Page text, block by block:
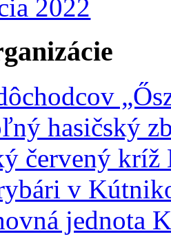
2022
hasičský
červený
v
jednota